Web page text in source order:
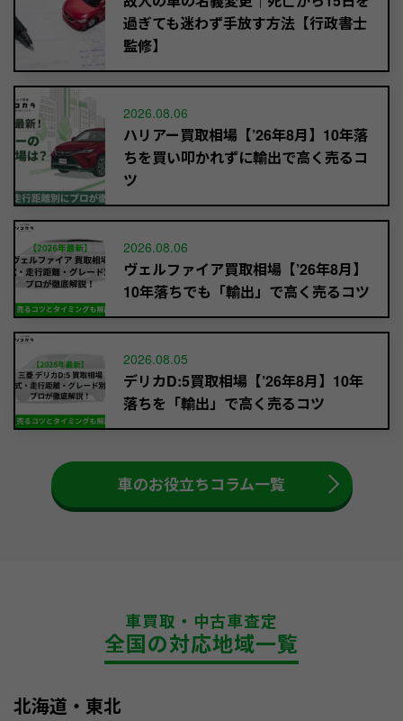
過ぎても迷わず手放す方法【行政書士
監修】
2026.08.06
ハリアー買取相場【’26年8月】10年落
ちを買い叩かれずに輸出で高く売るコ
ツ
2026.08.06
ヴェルファイア買取相場【’26年8月】
10年落ちでも「輸出」で高く売るコツ
2026.08.05
デリカD:5買取相場【’26年8月】10年
落ちを「輸出」で高く売るコツ
車のお役立ちコラム一覧
車買取・中古車査定
全国の対応地域一覧
北海道・東北